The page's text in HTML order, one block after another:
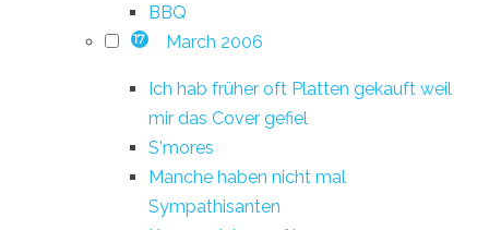
BBQ
17 March 2006
Ich hab früher oft Platten gekauft weil
mir das Cover gefiel
S'mores
Manche haben nicht mal
Sympathisanten